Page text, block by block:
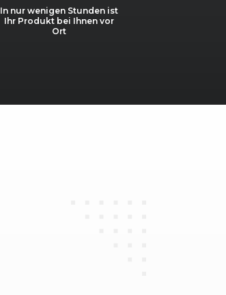
In nur wenigen Stunden ist
Ihr Produkt bei Ihnen vor
Ort